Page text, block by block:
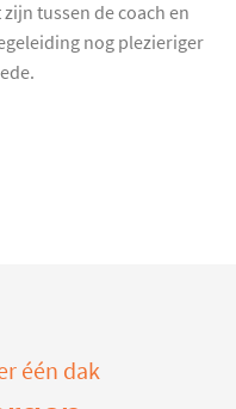
tussen de coach en
nog plezieriger
één dak